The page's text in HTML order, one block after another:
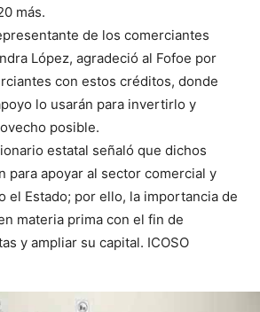
más.
de los comerciantes
López, agradeció al Fofoe por
con estos créditos, donde
lo usarán para invertirlo y
posible.
estatal señaló que dichos
para apoyar al sector comercial y
el Estado; por ello, la importancia de
materia prima con el fin de
y ampliar su capital. ICOSO